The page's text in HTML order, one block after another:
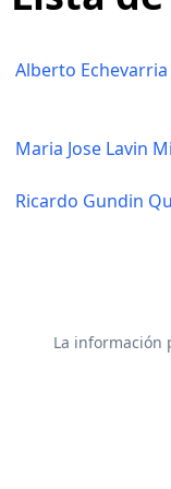
Alberto
Maria Jose Lavin
Ricardo Gundin
La información